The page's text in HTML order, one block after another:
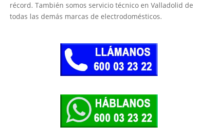
récord. También somos servicio técnico en Valladolid de
todas las demás marcas de electrodomésticos.